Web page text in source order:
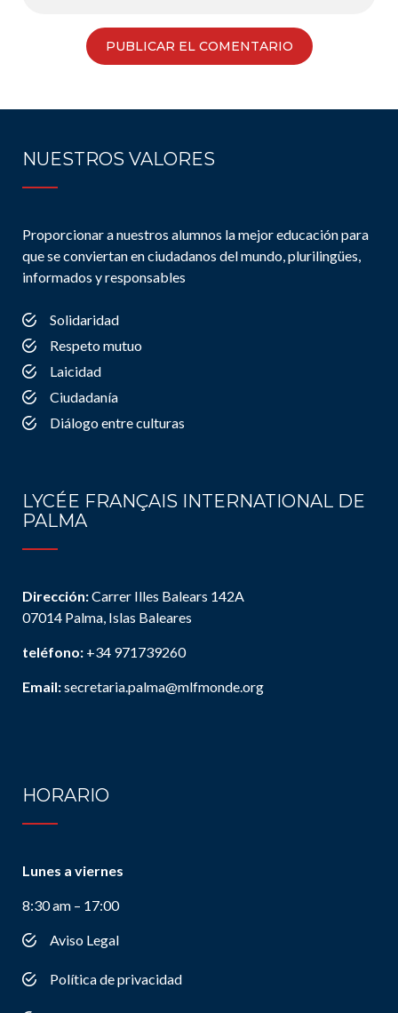
NUESTROS VALORES
Proporcionar a nuestros alumnos la mejor educación para
que se conviertan en ciudadanos del mundo, plurilingües,
informados y responsables
Solidaridad
Respeto mutuo
Laicidad
Ciudadanía
Diálogo entre culturas
LYCÉE FRANÇAIS INTERNATIONAL DE
PALMA
Dirección:Carrer Illes Balears 142A
07014 Palma, Islas Baleares
teléfono: +34 971739260
Email:secretaria.palma@mlfmonde.org
HORARIO
Lunes a viernes
8:30 am – 17:00
Aviso Legal
Política de privacidad